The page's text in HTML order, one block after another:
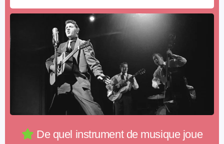
De quel instrument de musique joue